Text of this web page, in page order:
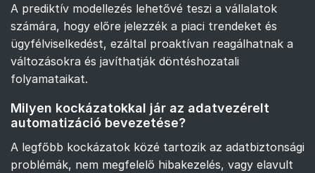
A prediktív modellezés lehetővé teszi a vállalatok
számára, hogy előre jelezzék a piaci trendeket és
ügyfélviselkedést, ezáltal proaktívan reagálhatnak a
változásokra és javíthatják döntéshozatali
folyamataikat.
Milyen kockázatokkal jár az adatvezérelt
automatizáció bevezetése?
A legfőbb kockázatok közé tartozik az adatbiztonsági
problémák, nem megfelelő hibakezelés, vagy elavult